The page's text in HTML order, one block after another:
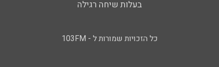
בעלות שיחה רגילה
כל הזכויות שמורות ל - 103FM